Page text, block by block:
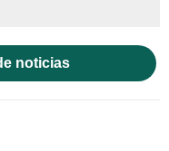
noticias